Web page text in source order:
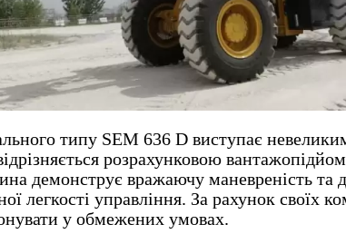
типу SEM 636 D виступає
розрахунковою
демонструє вражаючу маневреність та
легкості управління. За рахунок своїх
у обмежених умовах.